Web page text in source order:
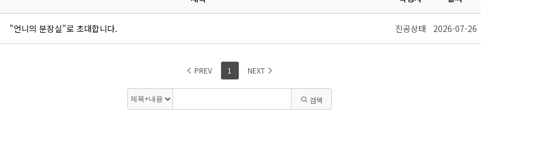
"언니의 분장실"로 초대합니다. 진공상태 2026-07-26
PREV 1 NEXT
검색